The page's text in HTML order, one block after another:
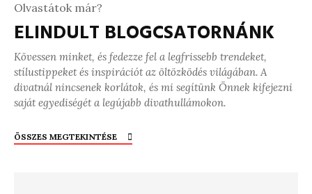
Olvastátok már?
ELINDULT BLOGCSATORNÁNK
Kövessen minket, és fedezze fel a legfrissebb trendeket,
stílustippeket és inspirációt az öltözködés világában. A
divatnál nincsenek korlátok, és mi segítünk Önnek kifejezni
saját egyediségét a legújabb divathullámokon.
ÖSSZES MEGTEKINTÉSE